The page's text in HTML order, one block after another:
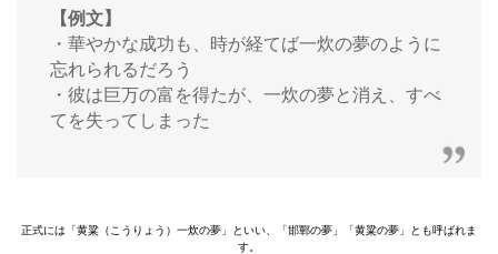
【例文】
・華やかな成功も、時が経てば一炊の夢のように
忘れられるだろう
・彼は巨万の富を得たが、一炊の夢と消え、すべ
てを失ってしまった
正式には「黄粱（こうりょう）一炊の夢」といい、「邯鄲の夢」「黄粱の夢」とも呼ばれま
す。